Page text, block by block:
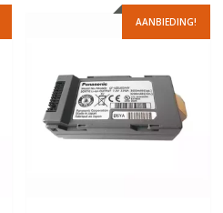
AANBIEDING!